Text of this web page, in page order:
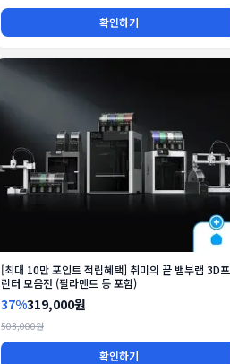
확인하기
[최대 10만 포인트 적립혜택] 취미의 끝 뱀부랩 3D프
린터 모음전 (필라멘트 등 포함)
37%319,000원
503,000원
확인하기